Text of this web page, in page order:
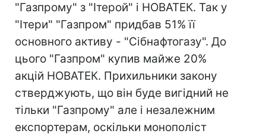
"Газпрому" з "Ітерой" і НОВАТЕК. Так у
"Ітери" "Газпром" придбав 51% її
основного активу - "Сібнафтогазу". До
цього "Газпром" купив майже 20%
акцій НОВАТЕК. Прихильники закону
стверджують, що він буде вигідний не
тільки "Газпрому" але і незалежним
експортерам, оскільки монополіст